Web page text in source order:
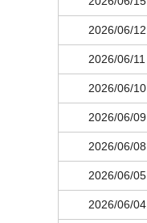
2026/06/12
2026/06/11
2026/06/10
2026/06/09
2026/06/08
2026/06/05
2026/06/04